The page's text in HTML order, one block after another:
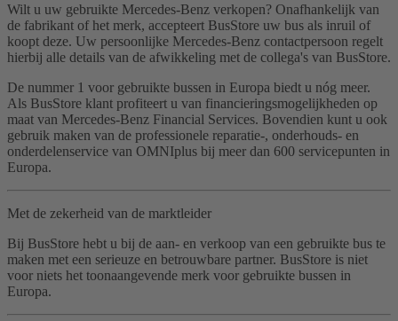
Wilt u uw gebruikte Mercedes-Benz verkopen? Onafhankelijk van
de fabrikant of het merk, accepteert BusStore uw bus als inruil of
koopt deze. Uw persoonlijke Mercedes-Benz contactpersoon regelt
hierbij alle details van de afwikkeling met de collega's van BusStore.
De nummer 1 voor gebruikte bussen in Europa biedt u nóg meer.
Als BusStore klant profiteert u van financieringsmogelijkheden op
maat van Mercedes-Benz Financial Services. Bovendien kunt u ook
gebruik maken van de professionele reparatie-, onderhouds- en
onderdelenservice van OMNIplus bij meer dan 600 servicepunten in
Europa.
Met de zekerheid van de marktleider
Bij BusStore hebt u bij de aan- en verkoop van een gebruikte bus te
maken met een serieuze en betrouwbare partner. BusStore is niet
voor niets het toonaangevende merk voor gebruikte bussen in
Europa.